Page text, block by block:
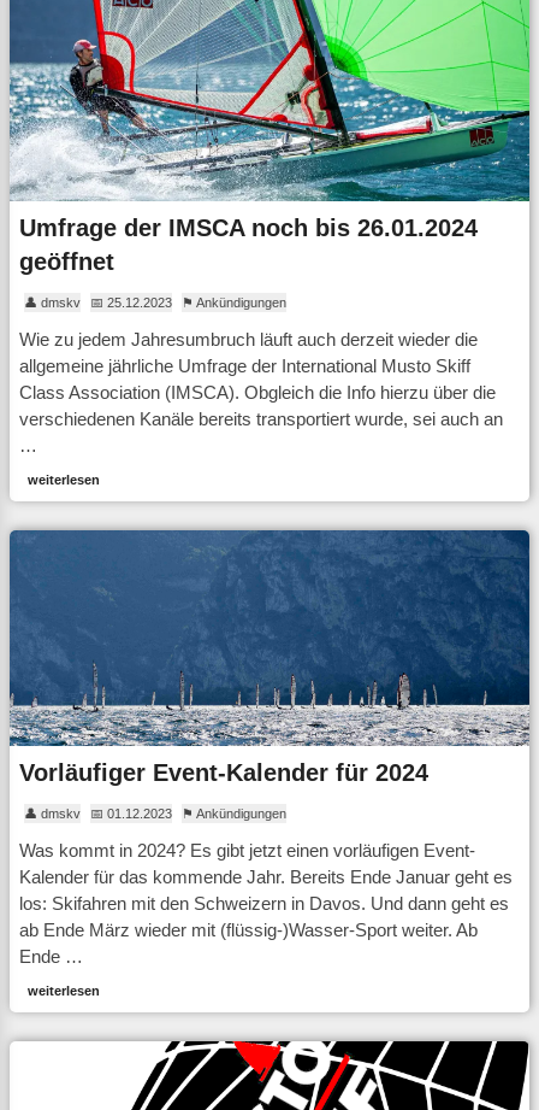
Umfrage der IMSCA noch bis 26.01.2024
geöffnet
👤 dmskv 📅 25.12.2023 ⚑ Ankündigungen
Wie zu jedem Jahresumbruch läuft auch derzeit wieder die
allgemeine jährliche Umfrage der International Musto Skiff
Class Association (IMSCA). Obgleich die Info hierzu über die
verschiedenen Kanäle bereits transportiert wurde, sei auch an
…
weiterlesen
Vorläufiger Event-Kalender für 2024
👤 dmskv 📅 01.12.2023 ⚑ Ankündigungen
Was kommt in 2024? Es gibt jetzt einen vorläufigen Event-
Kalender für das kommende Jahr. Bereits Ende Januar geht es
los: Skifahren mit den Schweizern in Davos. Und dann geht es
ab Ende März wieder mit (flüssig-)Wasser-Sport weiter. Ab
Ende …
weiterlesen